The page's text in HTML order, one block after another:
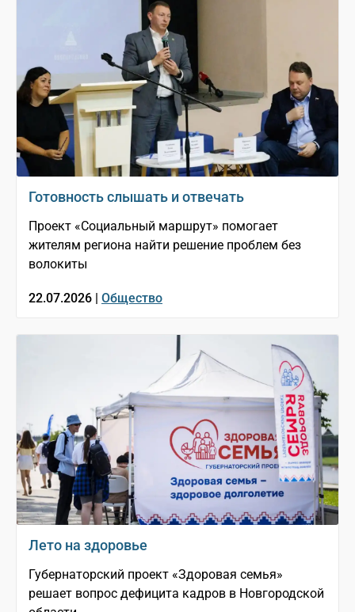
Готовность слышать и отвечать
Проект «Социальный маршрут» помогает
жителям региона найти решение проблем без
волокиты
22.07.2026 | Общество
Лето на здоровье
Губернаторский проект «Здоровая семья»
решает вопрос дефицита кадров в Новгородской